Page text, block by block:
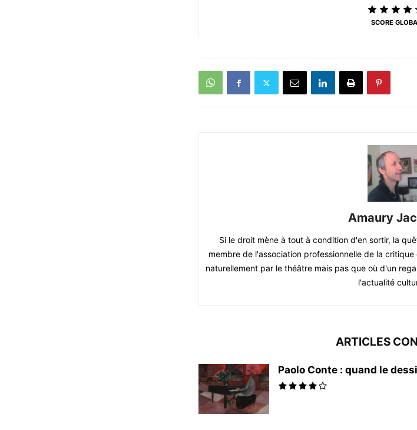
SCORE
Amaury
Si le droit mène à tout à condition d'en sortir, la
membre de l'association professionnelle de la
naturellement par le théâtre mais pas que où d'un
l'actualité
ARTICLES
Paolo Conte : quand le